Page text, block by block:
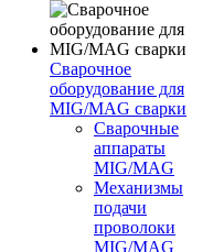
Сварочное
оборудование для
MIG/MAG сварки
Сварочные
аппараты
MIG/MAG
Механизмы
подачи
проволоки
MIG/MAG